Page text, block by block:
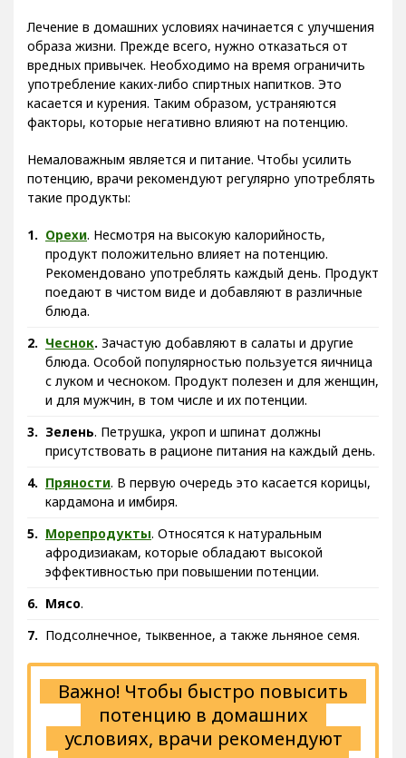
Лечение в домашних условиях начинается с улучшения
образа жизни. Прежде всего, нужно отказаться от
вредных привычек. Необходимо на время ограничить
употребление каких-либо спиртных напитков. Это
касается и курения. Таким образом, устраняются
факторы, которые негативно влияют на потенцию.
Немаловажным является и питание. Чтобы усилить
потенцию, врачи рекомендуют регулярно употреблять
такие продукты:
Орехи. Несмотря на высокую калорийность,
продукт положительно влияет на потенцию.
Рекомендовано употреблять каждый день. Продукт
поедают в чистом виде и добавляют в различные
блюда.
Чеснок. Зачастую добавляют в салаты и другие
блюда. Особой популярностью пользуется яичница
с луком и чесноком. Продукт полезен и для женщин,
и для мужчин, в том числе и их потенции.
Зелень. Петрушка, укроп и шпинат должны
присутствовать в рационе питания на каждый день.
Пряности. В первую очередь это касается корицы,
кардамона и имбиря.
Морепродукты. Относятся к натуральным
афродизиакам, которые обладают высокой
эффективностью при повышении потенции.
Мясо.
Подсолнечное, тыквенное, а также льняное семя.
Важно! Чтобы быстро повысить
потенцию в домашних
условиях, врачи рекомендуют